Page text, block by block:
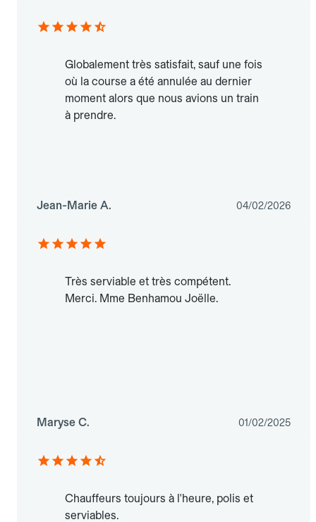
Globalement très satisfait, sauf une fois
où la course a été annulée au dernier
moment alors que nous avions un train
à prendre.
Jean-Marie A. 04/02/2026
Très serviable et très compétent.
Merci. Mme Benhamou Joëlle.
Maryse C. 01/02/2025
Chauffeurs toujours à l'heure, polis et
serviables.